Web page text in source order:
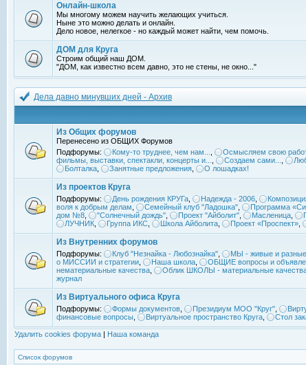
Онлайн-школа
Мы многому можем научить желающих учиться.
Ныне это можно делать и онлайн.
Дело новое, нелегкое - но каждый может найти, чем помочь.
ДОМ для Круга
Строим общий наш ДОМ.
"ДОМ, как известно всем давно, это не стены, не окно..."
Дела давно минувших дней - Архив
Из Общих форумов
Перенесено из ОБЩИХ Форумов
Подфорумы:
Кому-то труднее, чем нам... Осмысляем свою
фильмы, выставки, спектакли, концерты и...
Создаем сами...
Болталка
Занятные предложения О лошадках!
Из проектов Круга
Подфорумы: День рождения КРУГа Надежда - 2006
воля к добрым делам
Семейный клуб "Ладошка" Программа
дом №8
"Солнечный дождь" Проект "Айболит" Масленица
ЛУЧНИК
Группа ИКС Школа Айболита Проект «Проспект»
Из Внутренних форумов
Подфорумы: Клуб "Незнайка - Любознайка" МЫ - живые и
о МИССИИ и стратегии
Наша школа ОБЩИЕ вопросы и
нематериальные качества
Облик ШКОЛЫ - материальные
журнал
Из Виртуального офиса Круга
Подфорумы: Формы документов Президиум МОО "Круг"
финансовые вопросы
Виртуальное пространство Круга Стол
Удалить cookies форума | Наша команда
Список форумов